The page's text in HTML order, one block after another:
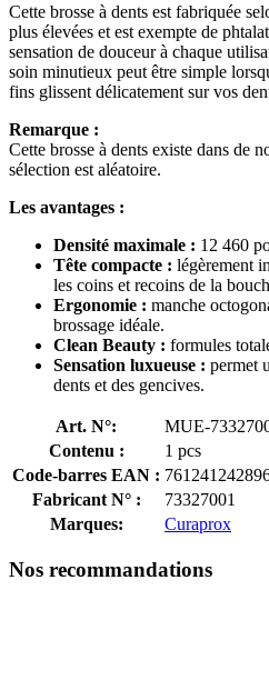
Cette brosse à dents est fabriquée
plus élevées et est exempte de
sensation de douceur à chaque
soin minutieux peut être simple
fins glissent délicatement sur vos
Remarque :
Cette brosse à dents existe dans de
sélection est aléatoire.
Les avantages :
Densité maximale : 12 460
Tête compacte : légèrement
les coins et recoins de la
Ergonomie : manche
brossage idéale.
Clean Beauty : formules
Sensation luxueuse : permet
dents et des gencives.
Art. N°:
MUE-
Contenu :
1 pcs
Code-barres EAN :
Fabricant N° :
73327001
Marques:
Curaprox
Nos recommandations